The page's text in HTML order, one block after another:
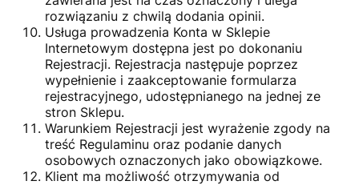
rozwiązaniu z chwilą dodania opinii.
Usługa prowadzenia Konta w Sklepie
Internetowym dostępna jest po dokonaniu
Rejestracji. Rejestracja następuje poprzez
wypełnienie i zaakceptowanie formularza
rejestracyjnego, udostępnianego na jednej ze
stron Sklepu.
Warunkiem Rejestracji jest wyrażenie zgody na
treść Regulaminu oraz podanie danych
osobowych oznaczonych jako obowiązkowe.
Klient ma możliwość otrzymywania od